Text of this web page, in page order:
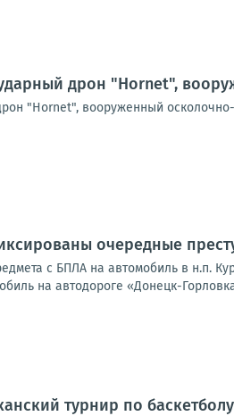
дрон "Hornet",
"Hornet", вооруженный
очередные
с БПЛА на автомобиль в н.п.
на автодороге «Донецк-
турнир по